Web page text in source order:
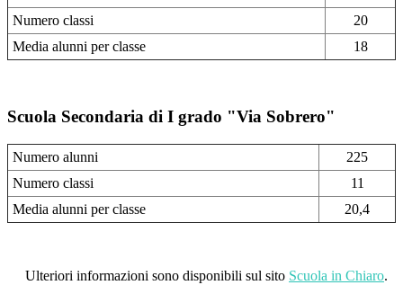
Numero classi
20
Media alunni per classe
18
Scuola Secondaria di I grado "Via Sobrero"
Numero alunni
225
Numero classi
11
Media alunni per classe
20,4
Ulteriori informazioni sono disponibili sul sito Scuola in Chiaro.